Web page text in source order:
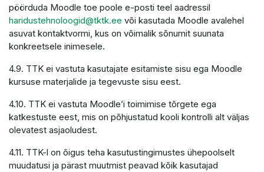
pöörduda Moodle toe poole e-posti teel aadressil
haridustehnoloogid@tktk.ee või kasutada Moodle avalehel
asuvat kontaktvormi, kus on võimalik sõnumit suunata
konkreetsele inimesele.
4.9. TTK ei vastuta kasutajate esitamiste sisu ega Moodle
kursuse materjalide ja tegevuste sisu eest.
4.10. TTK ei vastuta Moodle’i toimimise tõrgete ega
katkestuste eest, mis on põhjustatud kooli kontrolli alt väljas
olevatest asjaoludest.
4.11. TTK-l on õigus teha kasutustingimustes ühepoolselt
muudatusi ja pärast muutmist peavad kõik kasutajad